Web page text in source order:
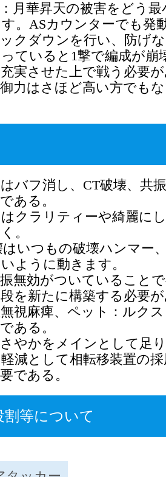
月華昇天の被害をどう
。ASカウンターでも発
クダウンを行い、防げ
ていると1撃で編成が崩
実させた上で戦う必要
力はさほど高い方でも
バフ消し、CT破壊、共
ある。
クラリティーや綺麗に
。
いつもの破壊ハンマー
ように動きます。
無効がついていること
を新たに構築する必要
視麻痺、ペット：ルク
ある。
やかをメインとして足
減として相転移装置の
である。
割等について